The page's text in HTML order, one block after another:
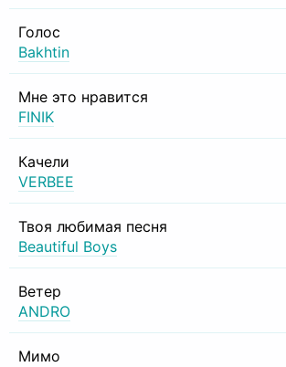
Голос
Bakhtin
Мне это нравится
FINIK
Качели
VERBEE
Твоя любимая песня
Beautiful Boys
Ветер
ANDRO
Мимо